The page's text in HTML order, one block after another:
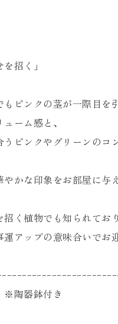
招く」
ピンクの茎が一際目を
ーム感と、
うピンクやグリーンのコ
やかな印象をお部屋に与
く植物でも知られており
運アップの意味合いでお
ｰｰｰｰｰｰｰｰｰｰｰｰｰｰｰｰｰｰｰｰｰ
※陶器鉢付き